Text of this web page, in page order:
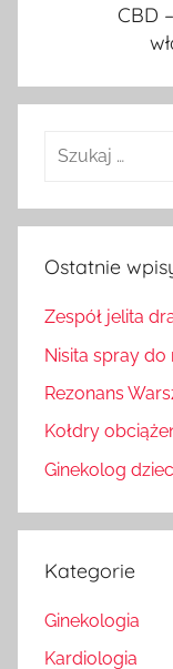
CBD
Szukaj:
Ostatnie
Zespół jelita
Nisita spray do
Rezonans
Kołdry
Ginekolog
Kategorie
Ginekologia
Kardiologia